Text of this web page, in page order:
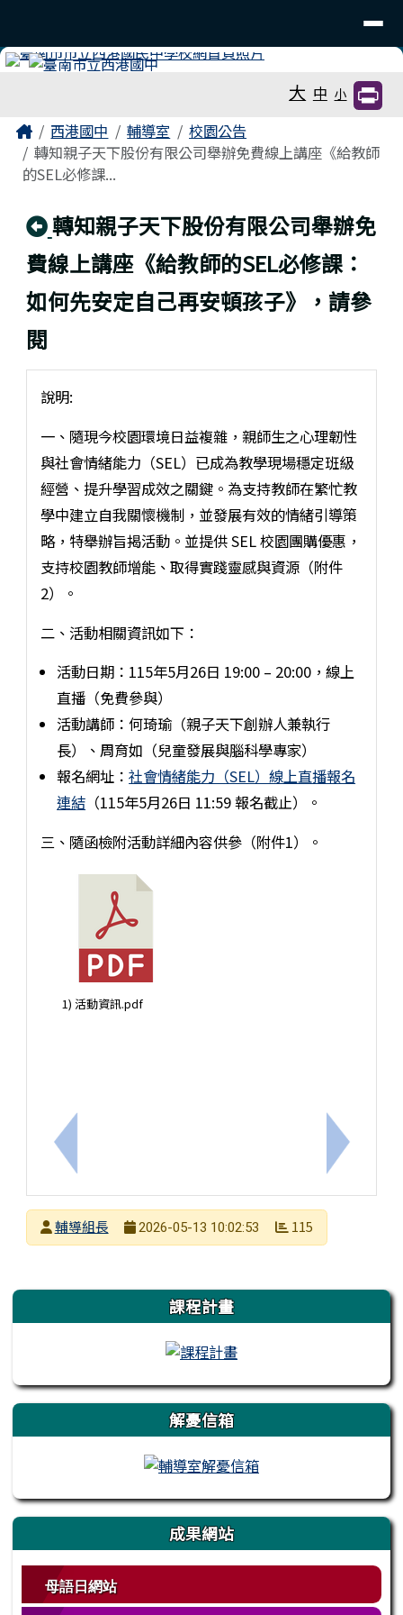
大 中 小
主內容區域
Home西港國中 輔導室
校園公告
轉知親子天下股份有限公司舉辦免費線上講座《給教師
的SEL必修課...
回上頁
轉知親子天下股份有限公司舉辦免
費線上講座《給教師的SEL必修課：
如何先安定自己再安頓孩子》，請參
閱
上一筆：轉知臺南市家庭教育中心「AI 時代下家庭
說明:
一、隨現今校園環境日益複雜，親師生之心理韌性
與社會情緒能力（SEL）已成為教學現場穩定班級
經營、提升學習成效之關鍵。為支持教師在繁忙教
學中建立自我關懷機制，並發展有效的情緒引導策
略，特舉辦旨揭活動。並提供 SEL 校園團購優惠，
支持校園教師增能、取得實踐靈感與資源（附件
2）。
二、活動相關資訊如下：
活動日期：115年5月26日 19:00 – 20:00，線上
直播（免費參與）
活動講師：何琦瑜（親子天下創辦人兼執行
長）、周育如（兒童發展與腦科學專家）
報名網址：社會情緒能力（SEL）線上直播報名
連結 （115年5月26日 11:59 報名截止）。
三、隨函檢附活動詳細內容供參（附件1）。
1) 活動資訊.pdf
下一筆：
發布者
輔導組長
2026-05-13 10:02:53 115
左邊區域內容 課程計畫
解憂信箱
成果網站
母語日網站
頁尾區域